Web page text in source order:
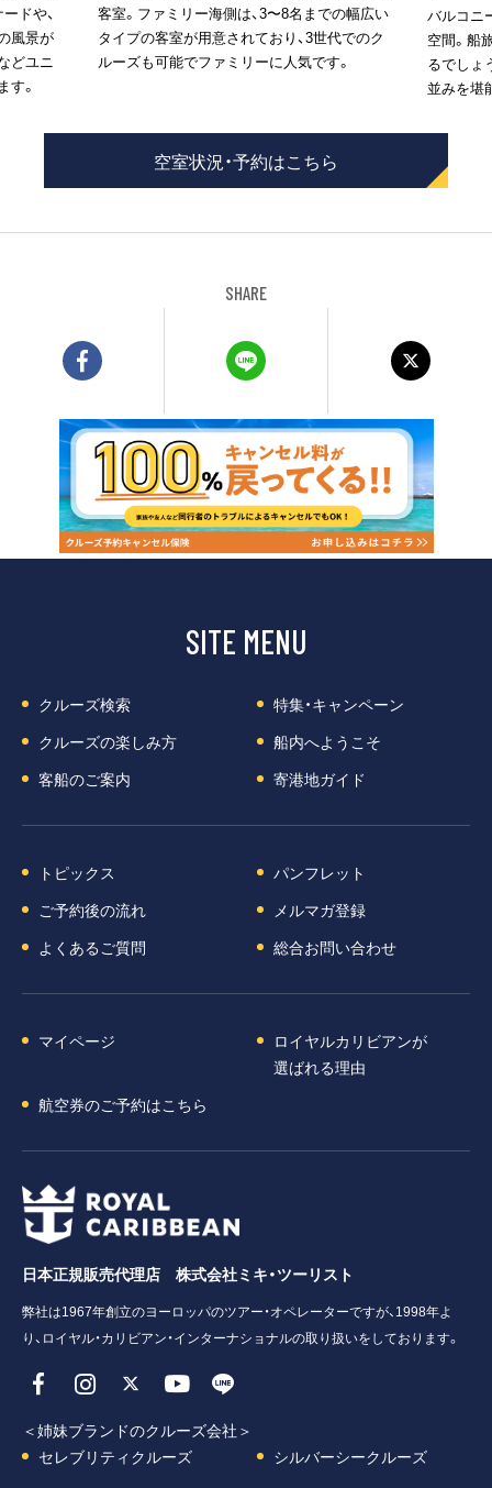
ドや、
風景が
どユニ
。
客室。ファミリー海側は、3〜8名までの幅広い
タイプの客室が用意されており、3世代でのク
ルーズも可能でファミリーに人気です。
バルコニ
空間。船
るでしょ
並みを堪
空室状況・予約はこちら
SHARE
SITE MENU
クルーズ検索
特集・キャンペーン
クルーズの楽しみ方
船内へようこそ
客船のご案内
寄港地ガイド
トピックス
パンフレット
ご予約後の流れ
メルマガ登録
よくあるご質問
総合お問い合わせ
マイページ
ロイヤルカリビアンが
選ばれる理由
航空券のご予約はこちら
日本正規販売代理店 株式会社ミキ・ツーリスト
弊社は1967年創立のヨーロッパのツアー・オペレーターですが、1998年よ
り、ロイヤル・カリビアン・インターナショナルの取り扱いをしております。
＜姉妹ブランドのクルーズ会社＞
セレブリティクルーズ
シルバーシークルーズ